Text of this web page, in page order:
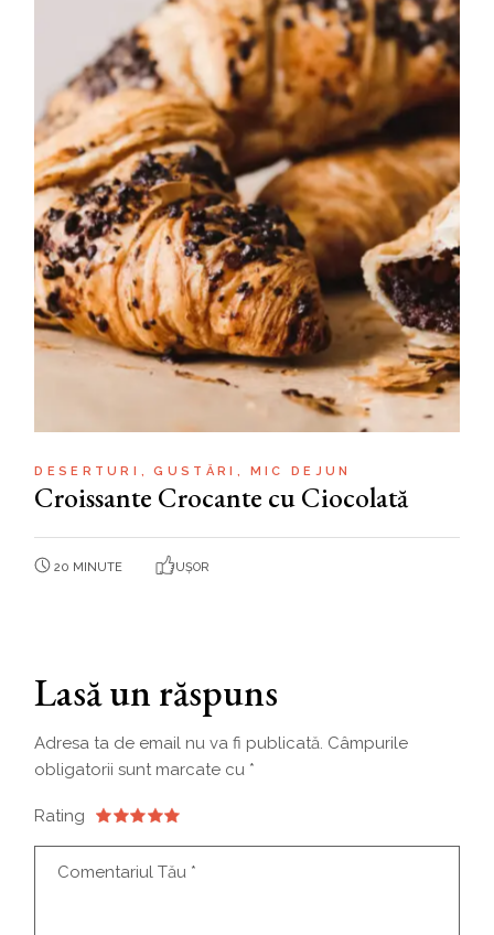
DESERTURI GUSTĂRI MIC DEJUN
Croissante Crocante cu Ciocolată
20 MINUTE UȘOR
Lasă un răspuns
Adresa ta de email nu va fi publicată. Câmpurile
obligatorii sunt marcate cu *
Rating